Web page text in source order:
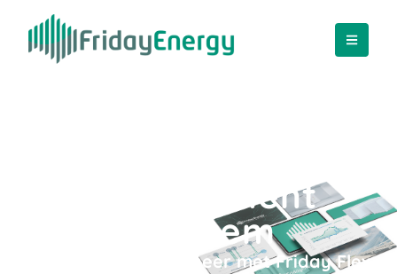
Management
Systeem
Efficiënt energiebeheer met Friday Flex​